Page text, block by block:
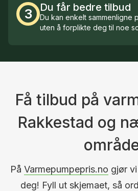
3 Du får bedre tilbud
Du kan enkelt sammenligne
uten å forplikte deg til noe
Få tilbud på
Rakkestad og
På Varmepumpepris.no gjør
deg! Fyll ut skjemaet, så